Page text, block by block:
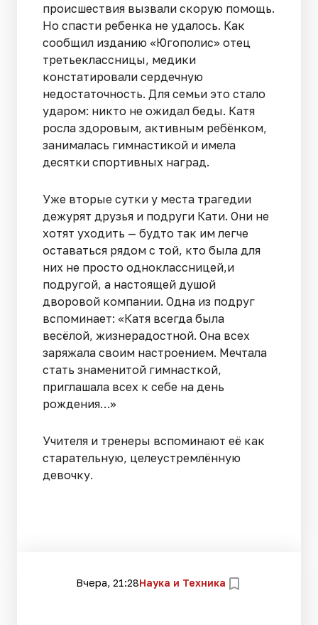
происшествия вызвали скорую помощь.
Но спасти ребенка не удалось. Как
сообщил изданию «Югополис» отец
третьеклассницы, медики
констатировали сердечную
недостаточность. Для семьи это стало
ударом: никто не ожидал беды. Катя
росла здоровым, активным ребёнком,
занималась гимнастикой и имела
десятки спортивных наград.
Уже вторые сутки у места трагедии
дежурят друзья и подруги Кати. Они не
хотят уходить — будто так им легче
оставаться рядом с той, кто была для
них не просто одноклассницей,и
подругой, а настоящей душой
дворовой компании. Одна из подруг
вспоминает: «Катя всегда была
весёлой, жизнерадостной. Она всех
заряжала своим настроением. Мечтала
стать знаменитой гимнасткой,
приглашала всех к себе на день
рождения…»
Учителя и тренеры вспоминают её как
старательную, целеустремлённую
девочку.
Вчера, 21:28Наука и Техника